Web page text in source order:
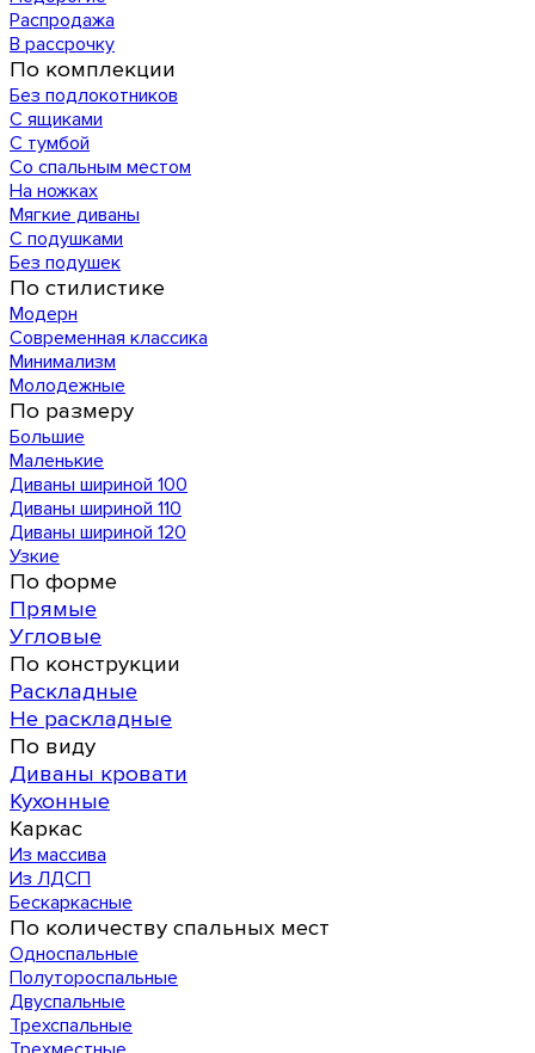
Распродажа
В рассрочку
По комплекции
Без подлокотников
С ящиками
С тумбой
Со спальным местом
На ножках
Мягкие диваны
С подушками
Без подушек
По стилистике
Модерн
Современная классика
Минимализм
Молодежные
По размеру
Большие
Маленькие
Диваны шириной 100
Диваны шириной 110
Диваны шириной 120
Узкие
По форме
Прямые
Угловые
По конструкции
Раскладные
Не раскладные
По виду
Диваны кровати
Кухонные
Каркас
Из массива
Из ЛДСП
Бескаркасные
По количеству спальных мест
Односпальные
Полутороспальные
Двуспальные
Трехспальные